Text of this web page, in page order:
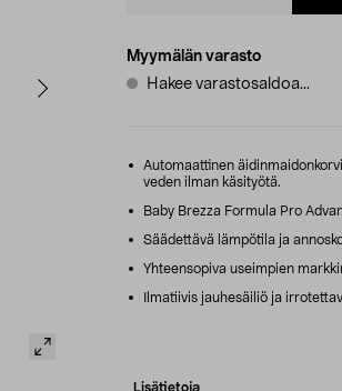
Myymälän varasto
Hakee varastosaldoa...
Automaattinen
veden ilman käsityötä.
Baby Brezza Formula Pro
Säädettävä lämpötila ja
Yhteensopiva useimpien
Ilmatiivis jauhesäiliö ja
Lisätietoja